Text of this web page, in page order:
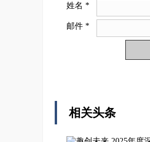
姓名 *
邮件 *
相关头条